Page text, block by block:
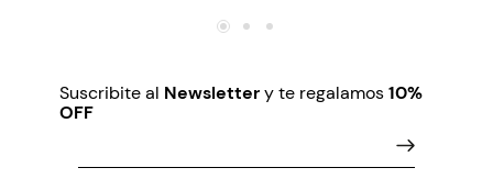
Suscribite al Newslettery te regalamos10%
OFF